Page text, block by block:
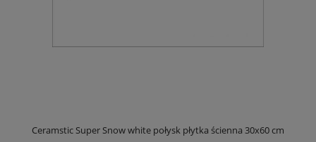
Ceramstic Super Snow white połysk płytka ścienna 30x60 cm